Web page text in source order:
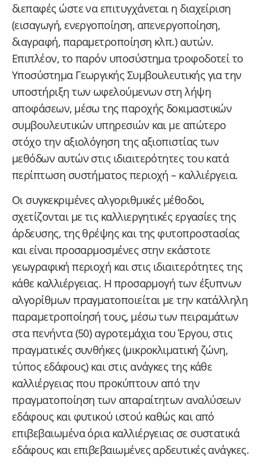
διεπαφές ώστε να επιτυγχάνεται η διαχείριση
(εισαγωγή, ενεργοποίηση, απενεργοποίηση,
διαγραφή, παραμετροποίηση κλπ.) αυτών.
Επιπλέον, το παρόν υποσύστημα τροφοδοτεί το
Υποσύστημα Γεωργικής Συμβουλευτικής για την
υποστήριξη των ωφελούμενων στη λήψη
αποφάσεων, μέσω της παροχής δοκιμαστικών
συμβουλευτικών υπηρεσιών και με απώτερο
στόχο την αξιολόγηση της αξιοπιστίας των
μεθόδων αυτών στις ιδιαιτερότητες του κατά
περίπτωση συστήματος περιοχή – καλλιέργεια.
Οι συγκεκριμένες αλγοριθμικές μέθοδοι,
σχετίζονται με τις καλλιεργητικές εργασίες της
άρδευσης, της θρέψης και της φυτοπροστασίας
και είναι προσαρμοσμένες στην εκάστοτε
γεωγραφική περιοχή και στις ιδιαιτερότητες της
κάθε καλλιέργειας. Η προσαρμογή των έξυπνων
αλγορίθμων πραγματοποιείται με την κατάλληλη
παραμετροποίησή τους, μέσω των πειραμάτων
στα πενήντα (50) αγροτεμάχια του Έργου, στις
πραγματικές συνθήκες (μικροκλιματική ζώνη,
τύπος εδάφους) και στις ανάγκες της κάθε
καλλιέργειας που προκύπτουν από την
πραγματοποίηση των απαραίτητων αναλύσεων
εδάφους και φυτικού ιστού καθώς και από
επιβεβαιωμένα όρια καλλιέργειας σε συστατικά
εδάφους και επιβεβαιωμένες αρδευτικές ανάγκες.